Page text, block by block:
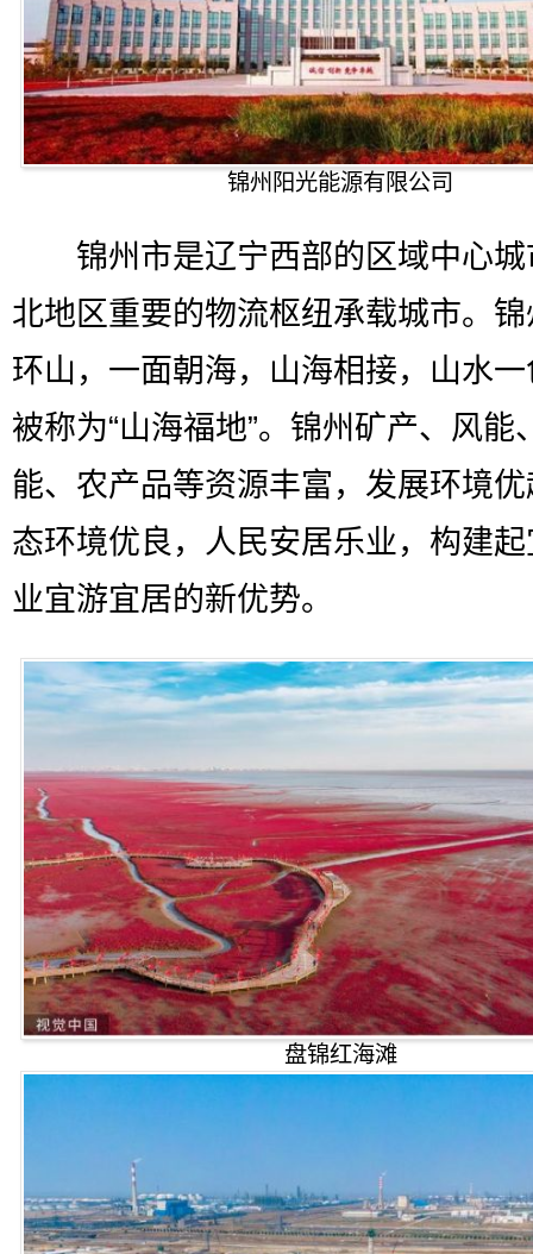
锦州阳光能源有限公司
锦州市是辽宁西部的区域中心城
北地区重要的物流枢纽承载城市。
环山，一面朝海，山海相接，山水
被称为“山海福地”。锦州矿产、风能
能、农产品等资源丰富，发展环境
态环境优良，人民安居乐业，构建
业宜游宜居的新优势。
盘锦红海滩